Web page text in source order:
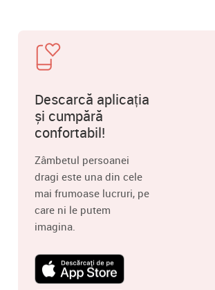
Descarcă aplicația
și cumpără
confortabil!
Zâmbetul persoanei
dragi este una din cele
mai frumoase lucruri, pe
care ni le putem
imagina.